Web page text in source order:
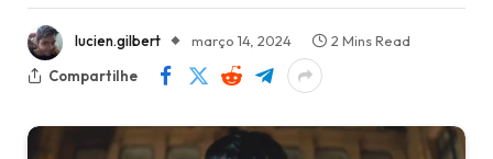
lucien.gilbert março 14, 2024
2 Mins Read
Compartilhe